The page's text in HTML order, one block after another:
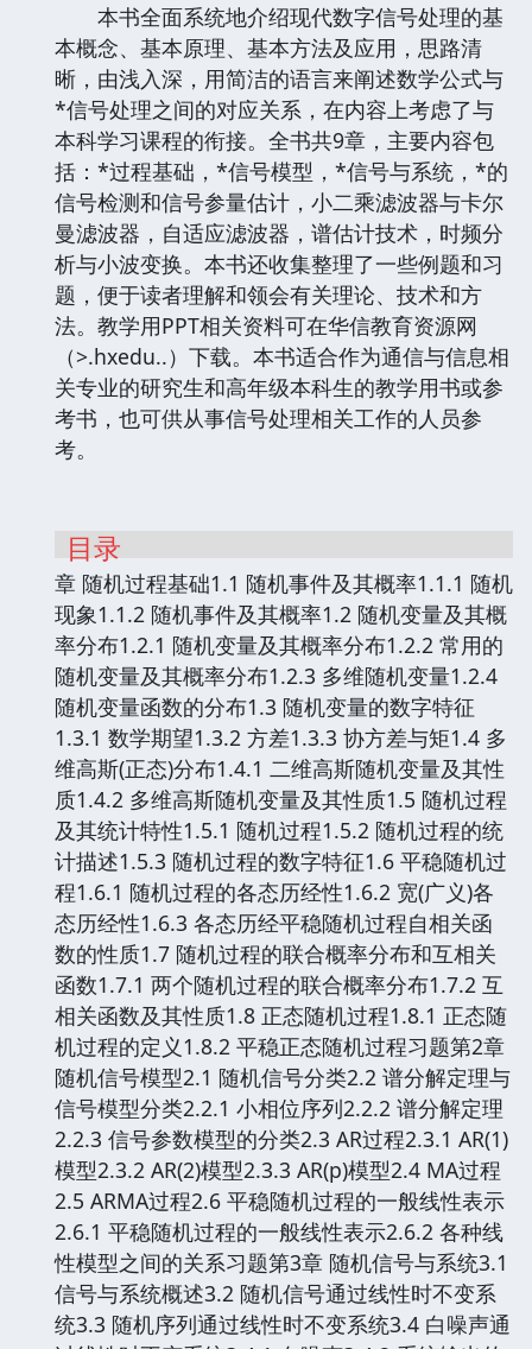
本书全面系统地介绍现代数字信号处理的基
本概念、基本原理、基本方法及应用，思路清
晰，由浅入深，用简洁的语言来阐述数学公式与
*信号处理之间的对应关系，在内容上考虑了与
本科学习课程的衔接。全书共9章，主要内容包
括：*过程基础，*信号模型，*信号与系统，*的
信号检测和信号参量估计，小二乘滤波器与卡尔
曼滤波器，自适应滤波器，谱估计技术，时频分
析与小波变换。本书还收集整理了一些例题和习
题，便于读者理解和领会有关理论、技术和方
法。教学用PPT相关资料可在华信教育资源网
（>.hxedu..）下载。本书适合作为通信与信息相
关专业的研究生和高年级本科生的教学用书或参
考书，也可供从事信号处理相关工作的人员参
考。
目录
章 随机过程基础1.1 随机事件及其概率1.1.1 随机
现象1.1.2 随机事件及其概率1.2 随机变量及其概
率分布1.2.1 随机变量及其概率分布1.2.2 常用的
随机变量及其概率分布1.2.3 多维随机变量1.2.4
随机变量函数的分布1.3 随机变量的数字特征
1.3.1 数学期望1.3.2 方差1.3.3 协方差与矩1.4 多
维高斯(正态)分布1.4.1 二维高斯随机变量及其性
质1.4.2 多维高斯随机变量及其性质1.5 随机过程
及其统计特性1.5.1 随机过程1.5.2 随机过程的统
计描述1.5.3 随机过程的数字特征1.6 平稳随机过
程1.6.1 随机过程的各态历经性1.6.2 宽(广义)各
态历经性1.6.3 各态历经平稳随机过程自相关函
数的性质1.7 随机过程的联合概率分布和互相关
函数1.7.1 两个随机过程的联合概率分布1.7.2 互
相关函数及其性质1.8 正态随机过程1.8.1 正态随
机过程的定义1.8.2 平稳正态随机过程习题第2章
随机信号模型2.1 随机信号分类2.2 谱分解定理与
信号模型分类2.2.1 小相位序列2.2.2 谱分解定理
2.2.3 信号参数模型的分类2.3 AR过程2.3.1 AR(1)
模型2.3.2 AR(2)模型2.3.3 AR(p)模型2.4 MA过程
2.5 ARMA过程2.6 平稳随机过程的一般线性表示
2.6.1 平稳随机过程的一般线性表示2.6.2 各种线
性模型之间的关系习题第3章 随机信号与系统3.1
信号与系统概述3.2 随机信号通过线性时不变系
统3.3 随机序列通过线性时不变系统3.4 白噪声通